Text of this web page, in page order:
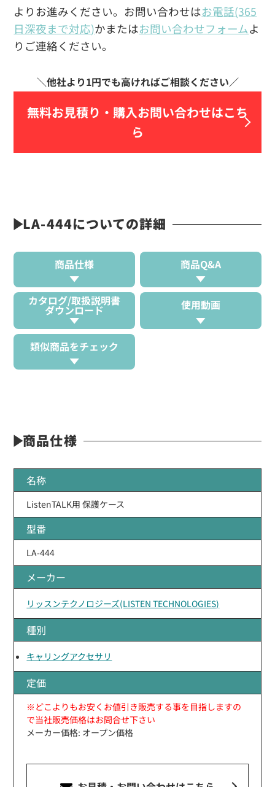
よりお進みください。お問い合わせはお電話(365
日深夜まで対応)かまたはお問い合わせフォームよ
りご連絡ください。
無料お見積り・ 購入お問い合わせはこち
ら
LA-444についての詳細
商品仕様 商品Q&A
カタログ/取扱説明書
ダウンロード 使用動画
類似商品をチェック
商品仕様
名称
ListenTALK用 保護ケース
型番
LA-444
メーカー
リッスンテクノロジーズ(LISTEN TECHNOLOGIES)
種別
キャリングアクセサリ
定価
※どこよりもお安くお値引き販売する事を目指しますの
で当社販売価格はお問合せ下さい
メーカー価格: オープン価格